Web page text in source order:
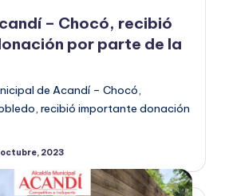
– Chocó, recibió
por parte de la
de Acandí – Chocó,
recibió importante donación
octubre, 2023